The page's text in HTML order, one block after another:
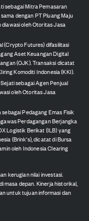
sebagai Mitra Pemasaran
dengan PT Pluang Maju
oleh Otoritas Jasa
(Crypto Futures) difasilitasi
Aset Keuangan Digital
(OJK). Transaksi dicatat
Komoditi Indonesia (KKI).
sebagai Agen Penjual
oleh Otoritas Jasa
Pedagang Emas Fisik
Perdagangan Berjangka
Logistik Berikat (ILB) yang
(Brink's), dicatat di Bursa
oleh Indonesia Clearing
kerugian nilai investasi.
masa depan. Kinerja historikal,
untuk tujuan informasi dan